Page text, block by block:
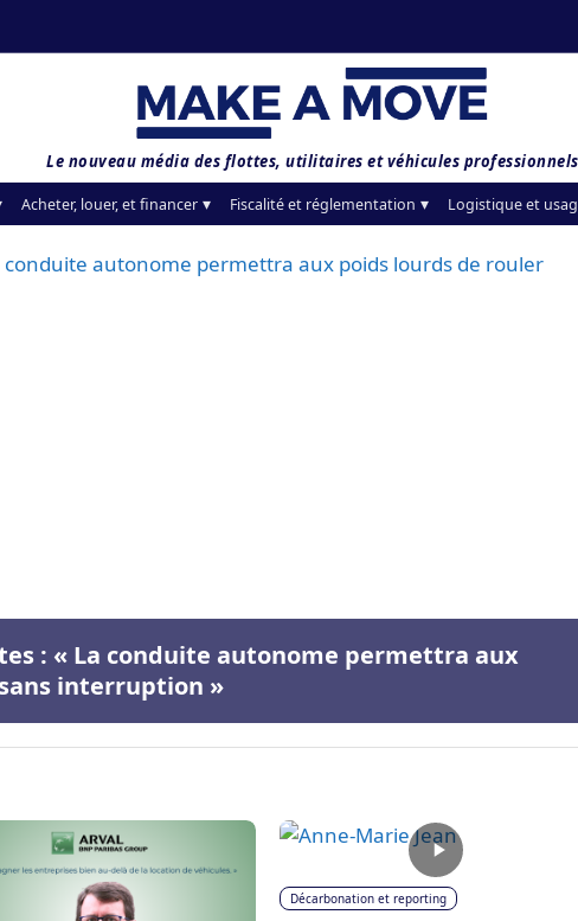
Le nouveau média des flottes, utilitaires et véhicules professionnels
Acheter, louer, et financer Fiscalité et réglementation Logistique et
: « La conduite autonome permettra aux
interruption »
Décarbonation et reporting